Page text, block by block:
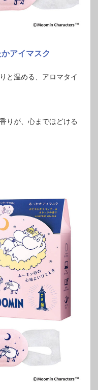
アイマスク
と温める、アロマタイ
りが、心までほどける